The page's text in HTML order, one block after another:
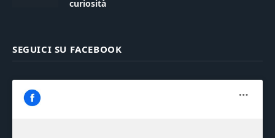
curiosità
SEGUICI SU FACEBOOK